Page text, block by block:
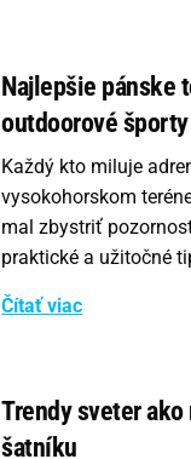
Najlepšie pánske
outdoorové športy
Každý kto miluje
vysokohorskom
mal zbystriť
praktické a užitočné
Čítať viac
Trendy sveter
šatníku